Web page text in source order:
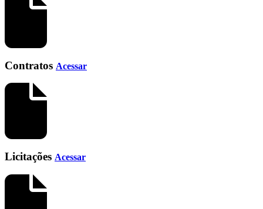
Contratos Acessar
Licitações Acessar